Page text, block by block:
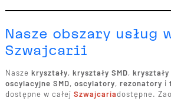
Nasze obszary usług
Szwajcarii
Nasze kryształy, kryształy SMD,
oscylacyjne SMD, oscylatory, rezonatory i
dostępne w całej Szwajcariadostępne.